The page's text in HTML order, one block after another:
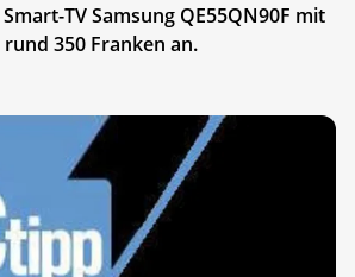
TV Samsung QE55QN90F mit
350 Franken an.